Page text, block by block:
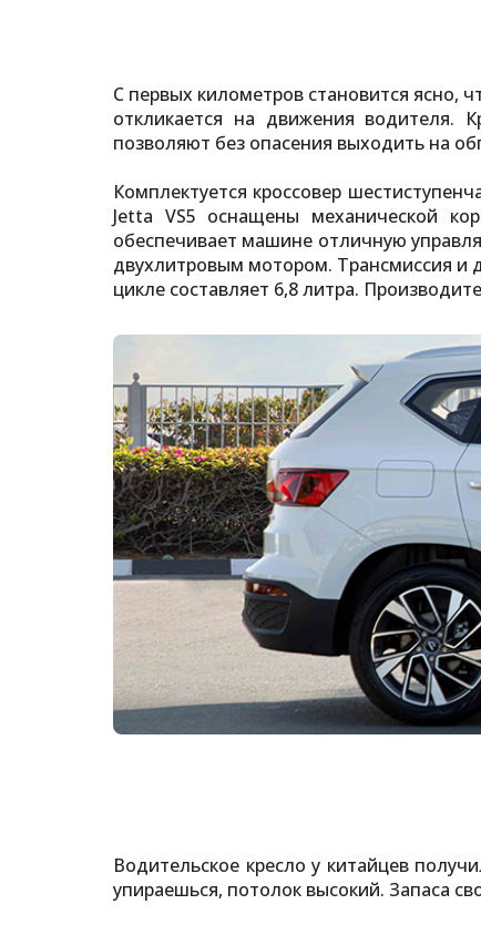
С первых километров становится ясно,
откликается на движения водителя.
позволяют без опасения выходить на
Комплектуется кроссовер
Jetta VS5 оснащены механической
обеспечивает машине отличную
двухлитровым мотором. Трансмиссия и
цикле составляет 6,8 литра.
Водительское кресло у китайцев
упираешься, потолок высокий. Запаса